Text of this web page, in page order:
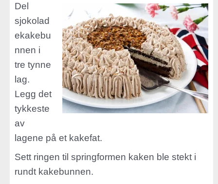
Del
sjokolad
ekakebu
nnen i
tre tynne
lag.
Legg det
tykkeste
av
lagene på et kakefat.
Sett ringen til springformen kaken ble stekt i
rundt kakebunnen.